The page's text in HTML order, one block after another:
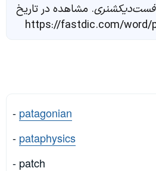
فست‌دیکشنری. مشاهده در تاریخ
- patagonian
- pataphysics
- patch